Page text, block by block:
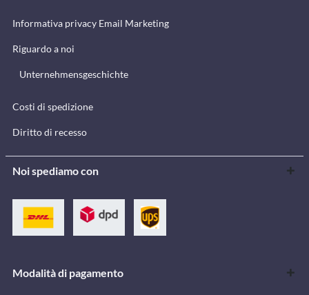
Informativa privacy Email Marketing
Riguardo a noi
Unternehmensgeschichte
Costi di spedizione
Diritto di recesso
Noi spediamo con
Modalità di pagamento